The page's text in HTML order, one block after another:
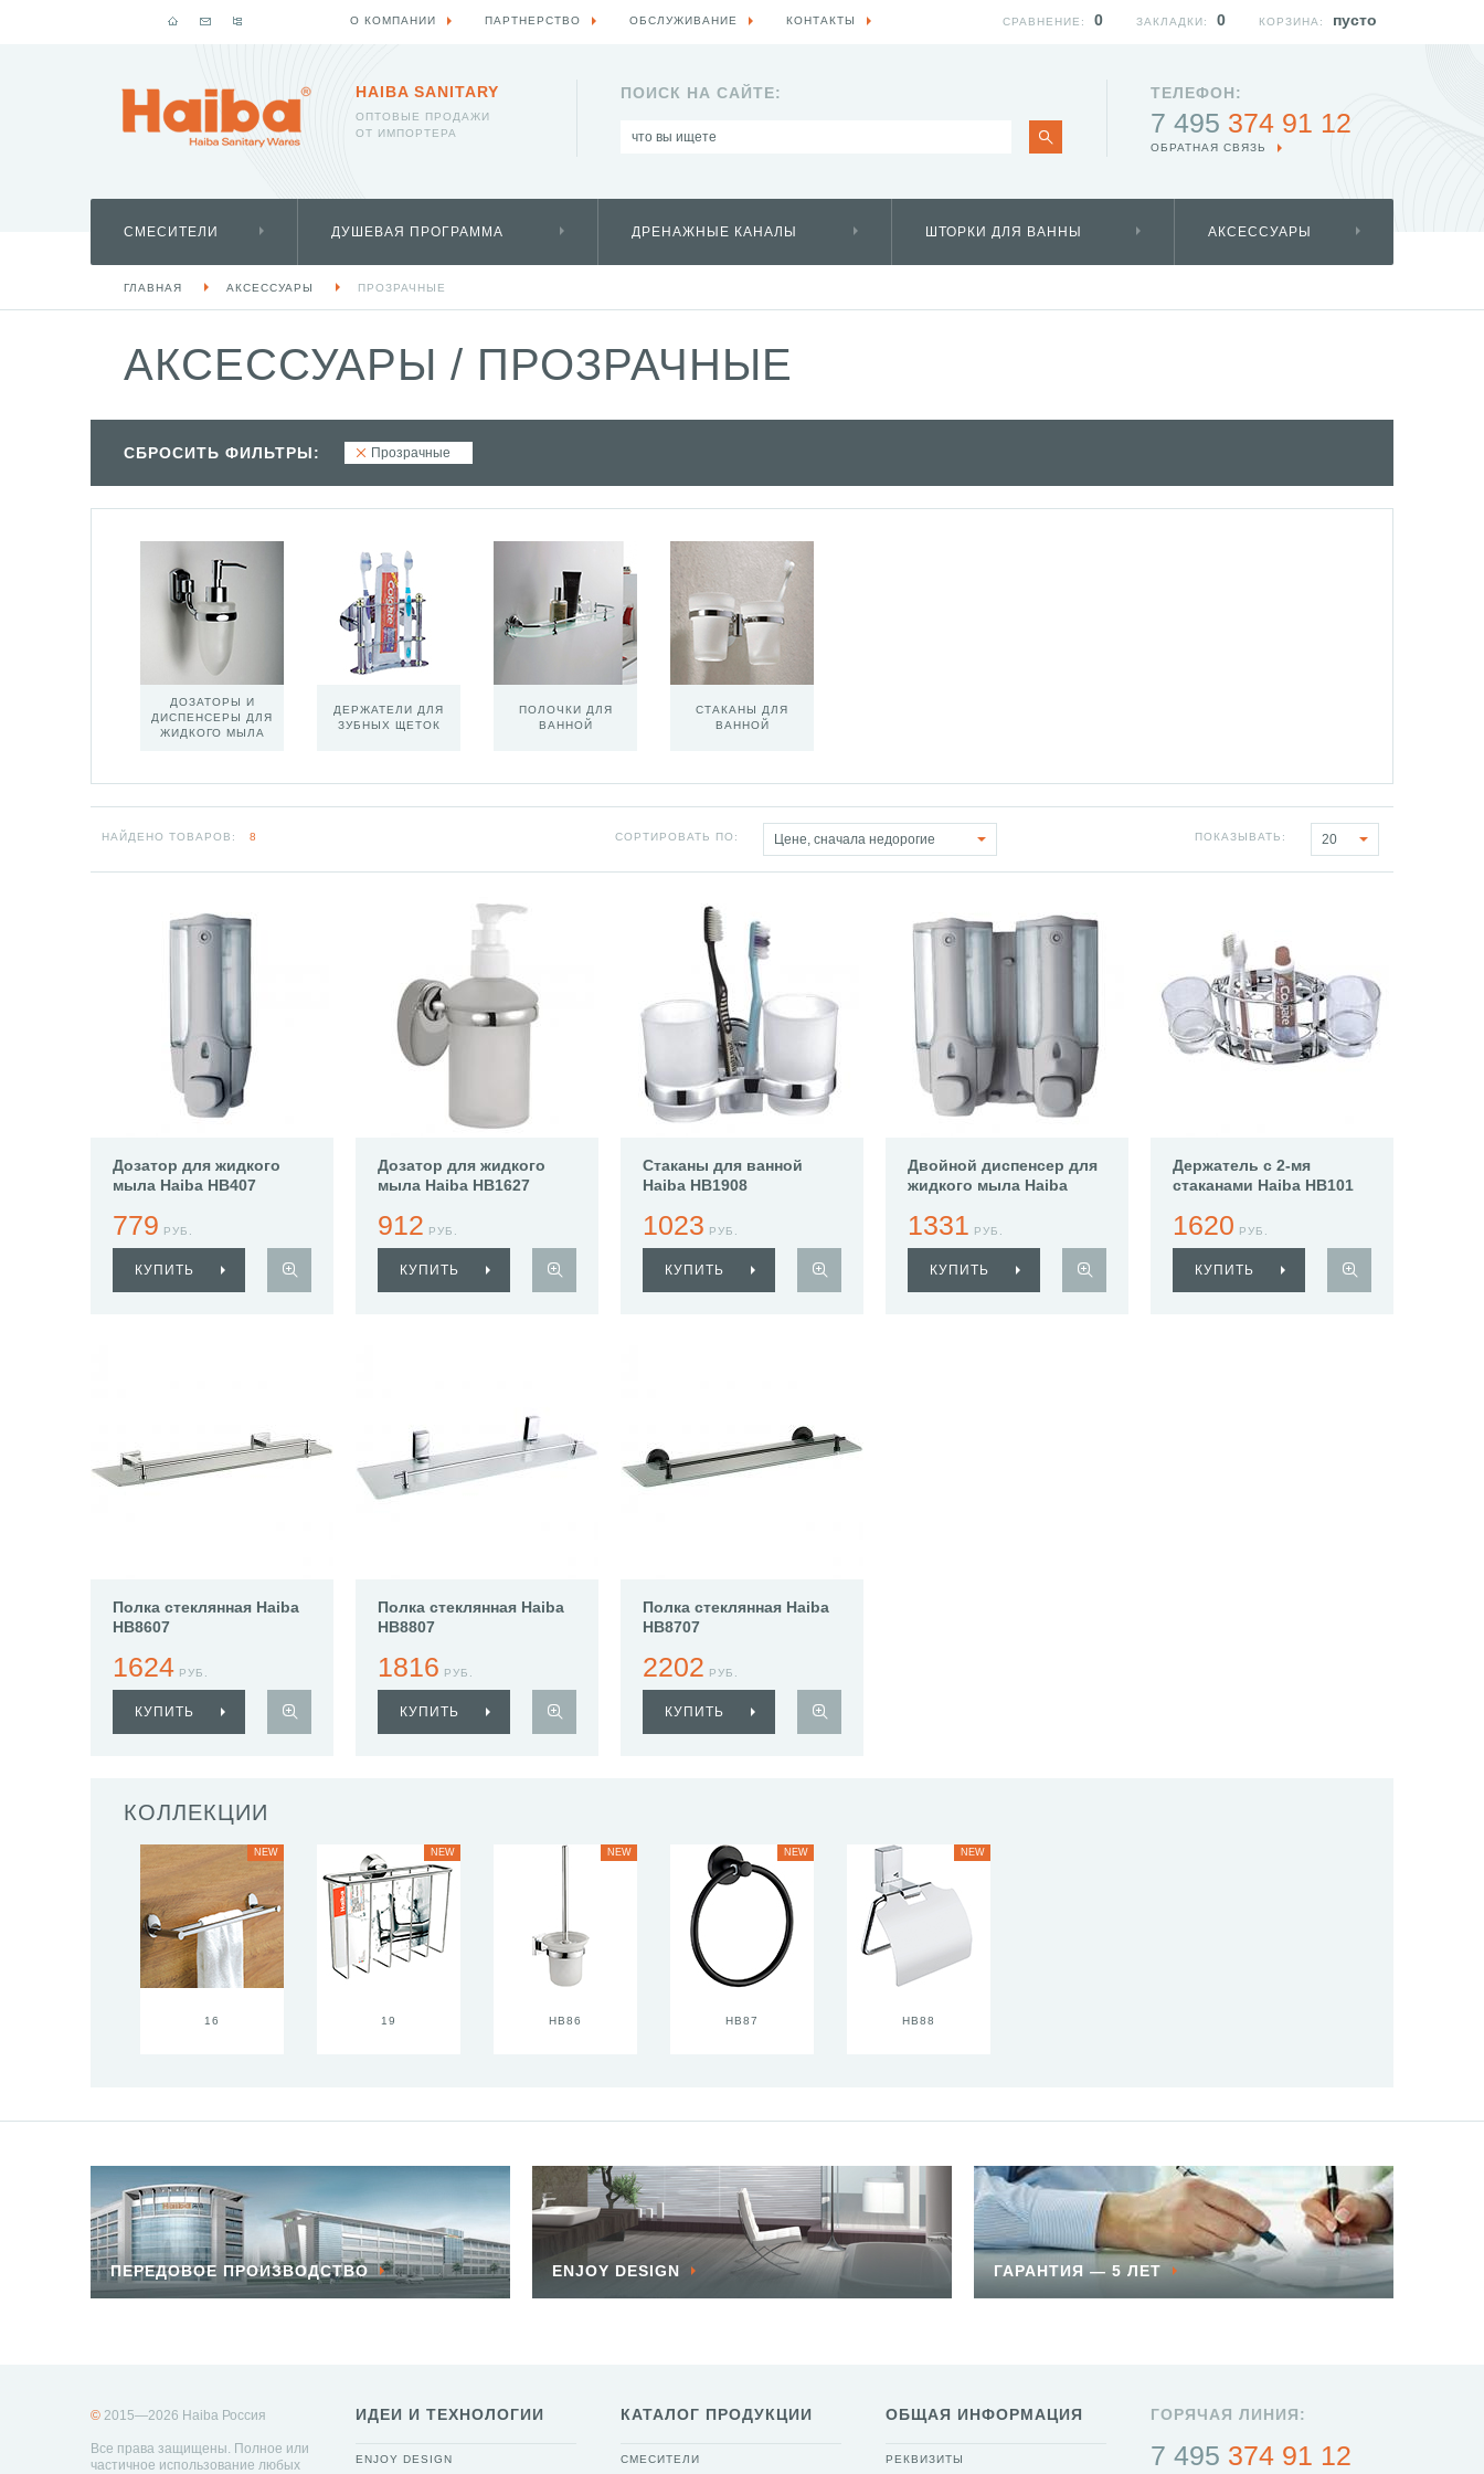
HAIBA SANITARY
ОПТОВЫЕ ПРОДАЖИ
ОТ ИМПОРТЕРА
ПОИСК НА САЙТЕ: ТЕЛЕФОН:
7 495 374 91 12
ОБРАТНАЯ СВЯЗЬ
СМЕСИТЕЛИ ДУШЕВАЯ ПРОГРАММА ДРЕНАЖНЫЕ КАНАЛЫ ШТОРКИ ДЛЯ ВАННЫ АКСЕССУАРЫ
ГЛАВНАЯ АКСЕССУАРЫ ПРОЗРАЧНЫЕ
АКСЕССУАРЫ / ПРОЗРАЧНЫЕ
СБРОСИТЬ ФИЛЬТРЫ: Прозрачные
ДОЗАТОРЫ И
ДИСПЕНСЕРЫ ДЛЯ
ЖИДКОГО МЫЛА
ДЕРЖАТЕЛИ ДЛЯ
ЗУБНЫХ ЩЕТОК
ПОЛОЧКИ ДЛЯ
ВАННОЙ
СТАКАНЫ ДЛЯ
ВАННОЙ
НАЙДЕНО ТОВАРОВ: 8 СОРТИРОВАТЬ ПО: Цене, сначала недорогие ПОКАЗЫВАТЬ: 20
Дозатор для жидкого
мыла Haiba HB407
779 РУБ.
КУПИТЬ
Дозатор для жидкого
мыла Haiba HB1627
912 РУБ.
КУПИТЬ
Стаканы для ванной
Haiba HB1908
1023 РУБ.
КУПИТЬ
Двойной диспенсер для
жидкого мыла Haiba
1331 РУБ.
КУПИТЬ
Держатель с 2-мя
стаканами Haiba HB101
1620 РУБ.
КУПИТЬ
Полка стеклянная Haiba
HB8607
1624 РУБ.
КУПИТЬ
Полка стеклянная Haiba
HB8807
1816 РУБ.
КУПИТЬ
Полка стеклянная Haiba
HB8707
2202 РУБ.
КУПИТЬ
КОЛЛЕКЦИИ
16
NEW
19
NEW
HB86
NEW
HB87
NEW
HB88
NEW
ПЕРЕДОВОЕ ПРОИЗВОДСТВО ENJOY DESIGN ГАРАНТИЯ — 5 ЛЕТ
© 2015—2026 Haiba Россия
Все права защищены. Полное или
частичное использование любых
ИДЕИ И ТЕХНОЛОГИИ
ENJOY DESIGN
КАТАЛОГ ПРОДУКЦИИ
СМЕСИТЕЛИ
ОБЩАЯ ИНФОРМАЦИЯ
РЕКВИЗИТЫ
ГОРЯЧАЯ ЛИНИЯ:
7 495 374 91 12
О КОМПАНИИ ПАРТНЕРСТВО ОБСЛУЖИВАНИЕ КОНТАКТЫ КОРЗИНА: пусто
ЗАКЛАДКИ: 0
СРАВНЕНИЕ: 0